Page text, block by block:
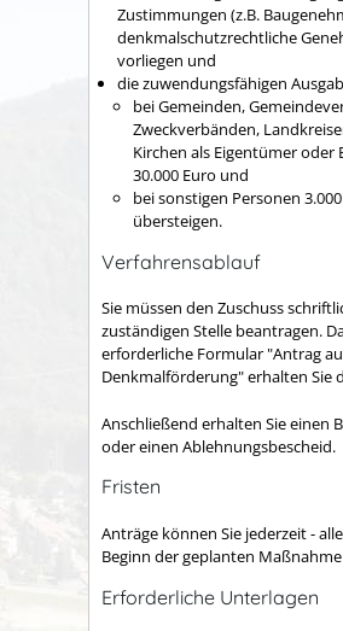
Zustimmungen (z.B.
denkmalschutzrechtliche
vorliegen und
die zuwendungsfähigen
bei Gemeinden,
Zweckverbänden,
Kirchen als Eigentümer oder
30.000 Euro und
bei sonstigen Personen
übersteigen.
Verfahrensablauf
Sie müssen den Zuschuss
zuständigen Stelle beantragen.
erforderliche Formular "Antrag
Denkmalförderung" erhalten Sie
Anschließend erhalten Sie einen
oder einen Ablehnungsbescheid.
Fristen
Anträge können Sie jederzeit -
Beginn der geplanten
Erforderliche Unterlagen